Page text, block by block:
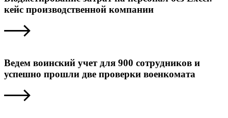
кейс производственной компании
Ведем воинский учет для 900 сотрудников и
успешно прошли две проверки военкомата